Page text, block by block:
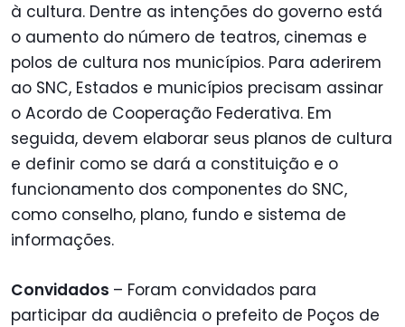
à cultura. Dentre as intenções do governo está
o aumento do número de teatros, cinemas e
polos de cultura nos municípios. Para aderirem
ao SNC, Estados e municípios precisam assinar
o Acordo de Cooperação Federativa. Em
seguida, devem elaborar seus planos de cultura
e definir como se dará a constituição e o
funcionamento dos componentes do SNC,
como conselho, plano, fundo e sistema de
informações.
Convidados – Foram convidados para
participar da audiência o prefeito de Poços de